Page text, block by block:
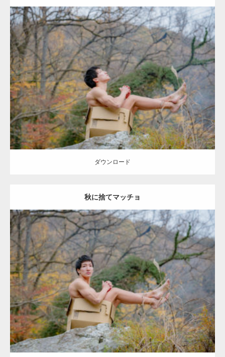
Update: 2022.01.22
Category:紅葉とマッチョ2 inori AKIHITO(細マッチョ) 上腕三頭筋 捨
てマッチョ
ダウンロード
ダウンロード
秋に捨てマッチョ
Update:2022.01.22
Category:紅葉とマッチョ2 inori AKIHITO(細マッチョ) 上腕三頭筋
てマッチョ
ダウンロード